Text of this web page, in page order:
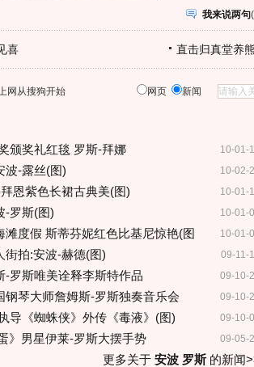
我来说两句(
喜 直击归真堂养
网从搜狗开始 网页 新闻
10-01-
颁奖礼红毯 罗斯-拜娜
10-02-
波-露丝(图)
10-01-
恩紫色长裙古典美(图)
10-01-
-罗斯(图)
10-01-
滩度假 斯蒂芬妮红色比基尼惊艳(图
09-11-
街拍:安波-赫德(图)
09-10-
-罗斯唯美诠释李斯特作品
09-10-
琴大师詹姆斯-罗斯独奏音乐会
09-10-
导《蜘蛛侠》外传《毒液》(图)
09-05-
》男星伊莱-罗斯大摆手势
更多关于 安波 罗斯的新闻